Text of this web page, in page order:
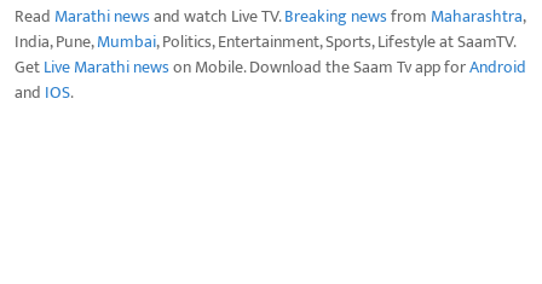
Read Marathi newsand watch Live TV.Breaking newsfrom Maharashtra,
India, Pune,Mumbai, Politics, Entertainment, Sports, Lifestyle at SaamTV.
GetLive Marathi newson Mobile. Download the Saam Tv app forAndroid
and IOS.